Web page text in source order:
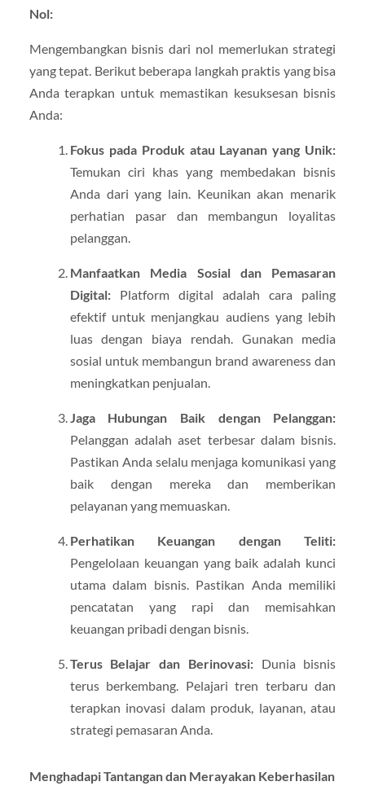
Nol:
Mengembangkan bisnis dari nol memerlukan strategi
yang tepat. Berikut beberapa langkah praktis yang bisa
Anda terapkan untuk memastikan kesuksesan bisnis
Anda:
Fokus pada Produk atau Layanan yang Unik:
Temukan ciri khas yang membedakan bisnis
Anda dari yang lain. Keunikan akan menarik
perhatian pasar dan membangun loyalitas
pelanggan.
Manfaatkan Media Sosial dan Pemasaran
Digital:Platform digital adalah cara paling
efektif untuk menjangkau audiens yang lebih
luas dengan biaya rendah. Gunakan media
sosial untuk membangun brand awareness dan
meningkatkan penjualan.
Jaga Hubungan Baik dengan Pelanggan:
Pelanggan adalah aset terbesar dalam bisnis.
Pastikan Anda selalu menjaga komunikasi yang
baik dengan mereka dan memberikan
pelayanan yang memuaskan.
Perhatikan Keuangan dengan Teliti:
Pengelolaan keuangan yang baik adalah kunci
utama dalam bisnis. Pastikan Anda memiliki
pencatatan yang rapi dan memisahkan
keuangan pribadi dengan bisnis.
Terus Belajar dan Berinovasi:Dunia bisnis
terus berkembang. Pelajari tren terbaru dan
terapkan inovasi dalam produk, layanan, atau
strategi pemasaran Anda.
Menghadapi Tantangan dan Merayakan Keberhasilan